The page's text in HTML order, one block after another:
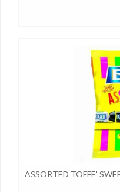
ASSORTED TOFFE'